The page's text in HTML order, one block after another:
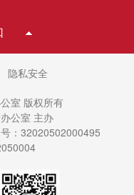
隐私安全
室 版权所有
公室 主办
：32020502000495